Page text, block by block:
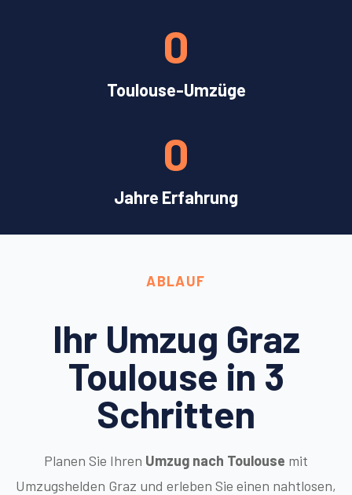
Toulouse-Umzüge
0
Jahre Erfahrung
0
ABLAUF
Ihr Umzug Graz
Toulouse in 3
Schritten
Planen Sie Ihren Umzug nach Toulouse mit
Umzugshelden Graz und erleben Sie einen nahtlosen,